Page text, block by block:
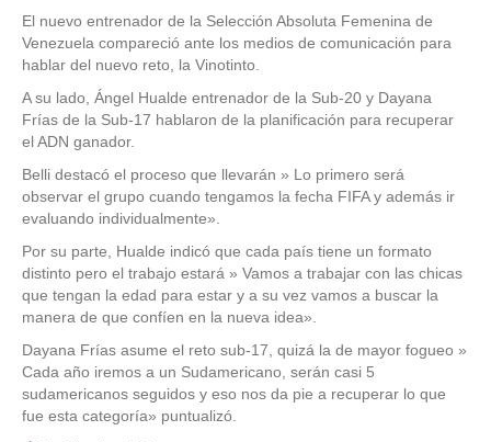
El nuevo entrenador de la Selección Absoluta Femenina de
Venezuela compareció ante los medios de comunicación para
hablar del nuevo reto, la Vinotinto.
A su lado, Ángel Hualde entrenador de la Sub-20 y Dayana
Frías de la Sub-17 hablaron de la planificación para recuperar
el ADN ganador.
Belli destacó el proceso que llevarán » Lo primero será
observar el grupo cuando tengamos la fecha FIFA y además ir
evaluando individualmente».
Por su parte, Hualde indicó que cada país tiene un formato
distinto pero el trabajo estará » Vamos a trabajar con las chicas
que tengan la edad para estar y a su vez vamos a buscar la
manera de que confíen en la nueva idea».
Dayana Frías asume el reto sub-17, quizá la de mayor fogueo »
Cada año iremos a un Sudamericano, serán casi 5
sudamericanos seguidos y eso nos da pie a recuperar lo que
fue esta categoría» puntualizó.